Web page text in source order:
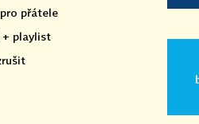
přátele
+ playlist